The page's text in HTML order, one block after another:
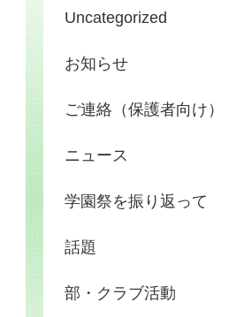
Uncategorized
お知らせ
ご連絡（保護者向け）
ニュース
学園祭を振り返って
話題
部・クラブ活動